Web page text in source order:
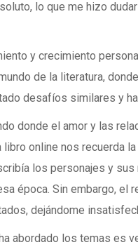
lo que me hizo
y crecimiento
de la literatura,
desafíos similares y
donde el amor y las
online​ nos recuerda
los personajes y
época. Sin embargo, el
dejándome
abordado los temas es